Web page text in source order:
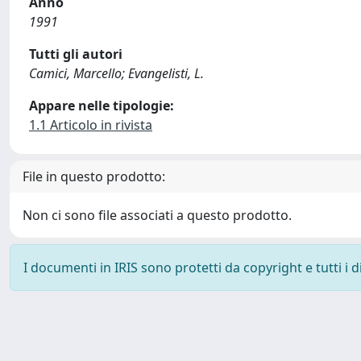
1991
Tutti gli autori
Camici, Marcello; Evangelisti, L.
Appare nelle tipologie:
1.1 Articolo in rivista
File in questo prodotto:
Non ci sono file associati a questo prodotto.
I documenti in IRIS sono protetti da copyright e tutti i